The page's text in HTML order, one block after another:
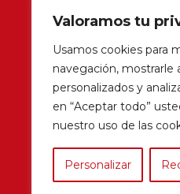
Valoramos tu
Usamos cookies para
navegación, mostrarle
personalizados y
en “Aceptar todo”
nuestro uso de las
Personalizar
© 2023